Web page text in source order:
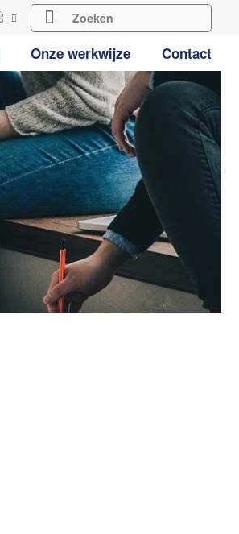
Onze werkwijze Contact